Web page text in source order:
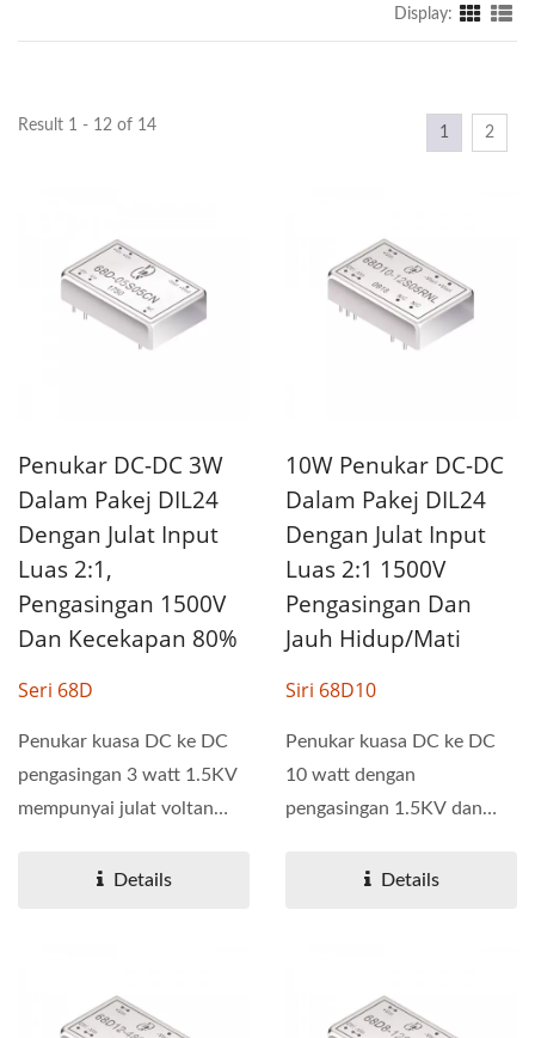
Display:
Result 1 - 12 of 14 1 2
Penukar DC-DC 3W
Dalam Pakej DIL24
Dengan Julat Input
Luas 2:1,
Pengasingan 1500V
Dan Kecekapan 80%
Seri 68D
Penukar kuasa DC ke DC
pengasingan 3 watt 1.5KV
mempunyai julat voltan
Details
10W Penukar DC-DC
Dalam Pakej DIL24
Dengan Julat Input
Luas 2:1 1500V
Pengasingan Dan
Jauh Hidup/Mati
Siri 68D10
Penukar kuasa DC ke DC
10 watt dengan
pengasingan 1.5KV dan
Details